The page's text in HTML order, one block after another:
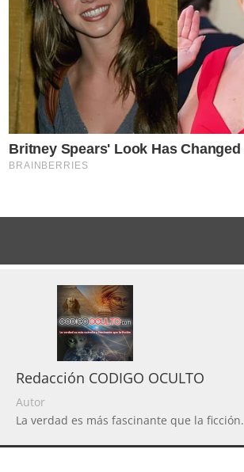
Redacción CODIGO OCULTO
Autor
La verdad es más fascinante que la ficción.